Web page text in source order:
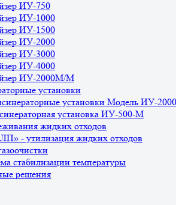
ИУ-750
ИУ-1000
ИУ-1500
ИУ-2000
ИУ-3000
ИУ-4000
ИУ-2000М/М
установки
установки Модель ИУ-
установка ИУ-500-М
жидких отходов
- утилизация жидких отходов
стабилизации температуры
решения